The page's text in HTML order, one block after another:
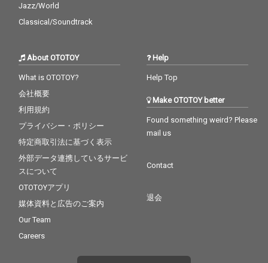
Jazz/World
Classical/Soundtrack
About OTOTOY
What is OTOTOY?
会社概要
利用規約
プライバシー・ポリシー
特定商取引法に基づく表示
外部データ連携しているサービ
スについて
OTOTOYアプリ
媒体資料と広告のご案内
Our Team
Careers
Help
Help Top
Make OTOTOY better
Found something weird? Please
mail us
Contact
退会